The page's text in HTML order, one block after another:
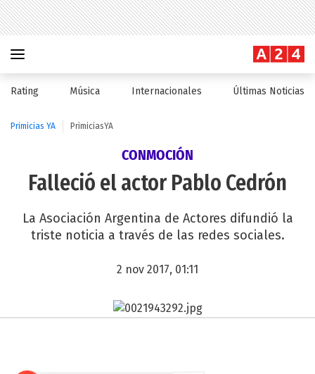
Rating Música Internacionales Últimas Noticias
Primicias YA PrimiciasYA
CONMOCIÓN
Falleció el actor Pablo Cedrón
La Asociación Argentina de Actores difundió la
triste noticia a través de las redes sociales.
2 nov 2017, 01:11